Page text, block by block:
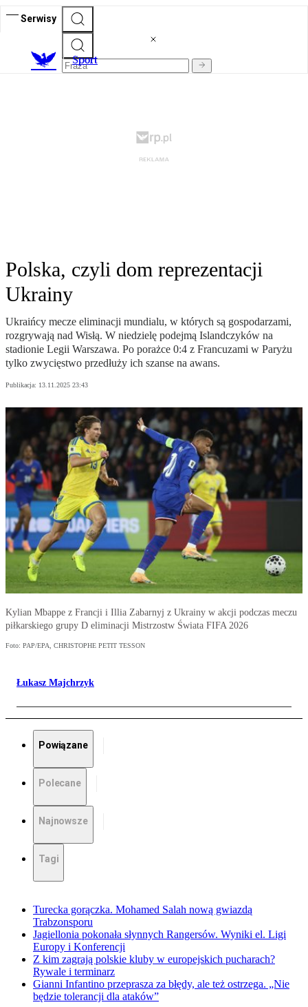
Serwisy
Sport
Polska, czyli dom reprezentacji
Ukrainy
Ukraińcy mecze eliminacji mundialu, w których są gospodarzami,
rozgrywają nad Wisłą. W niedzielę podejmą Islandczyków na
stadionie Legii Warszawa. Po porażce 0:4 z Francuzami w Paryżu
tylko zwycięstwo przedłuży ich szanse na awans.
Publikacja: 13.11.2025 23:43
Kylian Mbappe z Francji i Illia Zabarnyj z Ukrainy w akcji podczas meczu
piłkarskiego grupy D eliminacji Mistrzostw Świata FIFA 2026
Foto: PAP/EPA, CHRISTOPHE PETIT TESSON
Łukasz Majchrzyk
Powiązane
Polecane
Najnowsze
Tagi
Turecka gorączka. Mohamed Salah nową gwiazdą
Trabzonsporu
Jagiellonia pokonała słynnych Rangersów. Wyniki el. Ligi
Europy i Konferencji
Z kim zagrają polskie kluby w europejskich pucharach?
Rywale i terminarz
Gianni Infantino przeprasza za błędy, ale też ostrzega. „Nie
będzie tolerancji dla ataków”